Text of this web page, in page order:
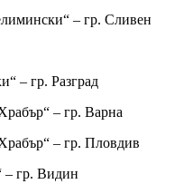
– гр. Сливен
– гр. Разград
– гр. Варна
– гр. Пловдив
– гр. Видин